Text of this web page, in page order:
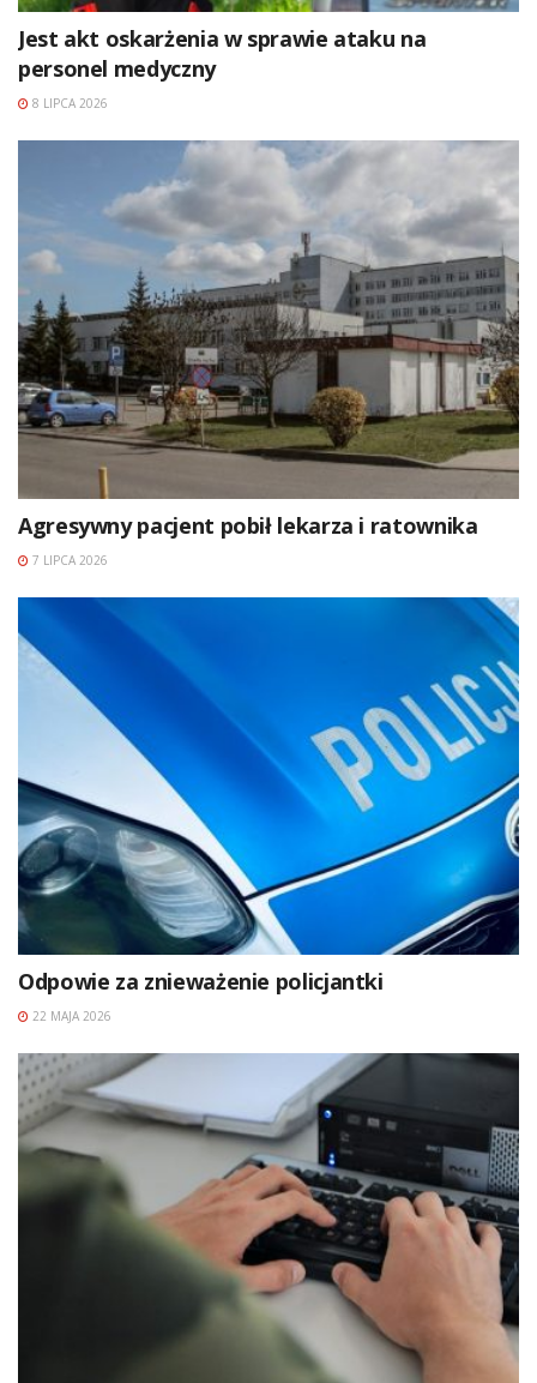
Jest akt oskarżenia w sprawie ataku na
personel medyczny
8 LIPCA 2026
Agresywny pacjent pobił lekarza i ratownika
7 LIPCA 2026
Odpowie za znieważenie policjantki
22 MAJA 2026